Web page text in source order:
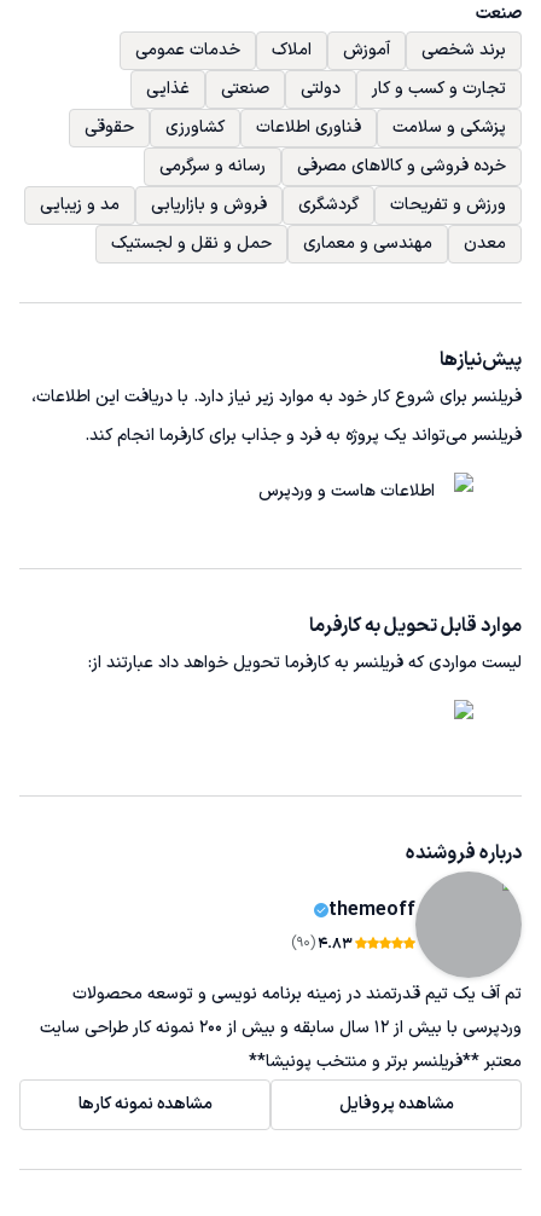
صنعت
برند شخصی
آموزش املاک
خدمات عمومی
تجارت و کسب و کار
دولتی صنعتی
غذایی
پزشکی و سلامت
فناوری اطلاعات کشاورزی
حقوقی
خرده فروشی و کالاهای مصرفی
رسانه و سرگرمی
ورزش و تفریحات
گردشگری فروش و بازاریابی
مد و زیبایی
معدن
مهندسی و معماری حمل و نقل و لجستیک
پیش‌نیاز‌ها
فریلنسر برای شروع کار خود به موارد زیر نیاز دارد. با دریافت این اطلاعات،
فریلنسر می‌تواند یک پروژه به فرد و جذاب برای کارفرما انجام کند.
اطلاعات هاست و وردپرس
موارد قابل تحویل به کارفرما
لیست مواردی که فریلنسر به کارفرما تحویل خواهد داد عبارتند از:
درباره فروشنده
themeoff
4.83
(90)
تم آف یک تیم قدرتمند در زمینه برنامه نویسی و توسعه محصولات
وردپرسی با بیش از 12 سال سابقه و بیش از 200 نمونه کار طراحی سایت
معتبر **فریلنسر برتر و منتخب پونیشا**
مشاهده پروفایل
مشاهده نمونه کارها